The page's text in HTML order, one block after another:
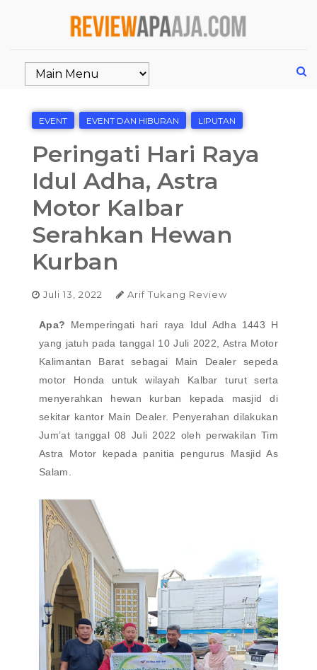
EVENT EVENT DAN HIBURAN LIPUTAN
Peringati Hari Raya
Idul Adha, Astra
Motor Kalbar
Serahkan Hewan
Kurban
Juli 13, 2022 Arif Tukang Review
Apa? Memperingati hari raya Idul Adha 1443 H
yang jatuh pada tanggal 10 Juli 2022, Astra Motor
Kalimantan Barat sebagai Main Dealer sepeda
motor Honda untuk wilayah Kalbar turut serta
menyerahkan hewan kurban kepada masjid di
sekitar kantor Main Dealer. Penyerahan dilakukan
Jum’at tanggal 08 Juli 2022 oleh perwakilan Tim
Astra Motor kepada panitia pengurus Masjid As
Salam.